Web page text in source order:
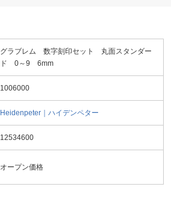
グラブレム 数字刻印セット 丸面スタンダー
ド 0～9 6mm
1006000
Heidenpeter｜ハイデンペター
12534600
オープン価格